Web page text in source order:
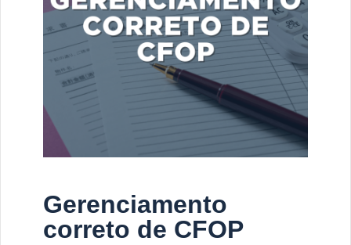
Gerenciamento
correto de CFOP